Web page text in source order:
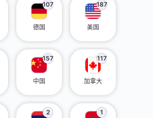
107
德国
187
美国
157
中国
117
加拿大
2 1